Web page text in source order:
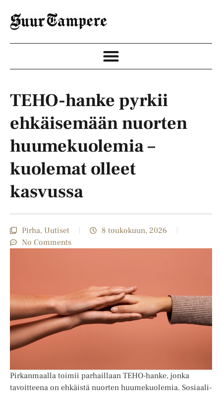
TEHO-hanke pyrkii
ehkäisemään nuorten
huumekuolemia –
kuolemat olleet
kasvussa
Pirha, Uutiset
8 toukokuun, 2026
No Comments
Pirkanmaalla toimii parhaillaan TEHO-hanke, jonka
tavoitteena on ehkäistä nuorten huumekuolemia. Sosiaali-